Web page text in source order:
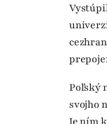
Poľský
svojho